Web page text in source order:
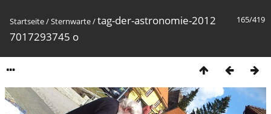
165/419
Startseite/Sternwarte/tag-der-astronomie-2012
7017293745 o